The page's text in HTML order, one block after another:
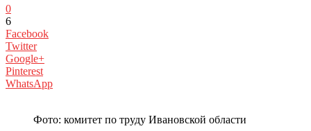
0
6
Facebook
Twitter
Google+
Pinterest
WhatsApp
Фото: комитет по труду Ивановской области